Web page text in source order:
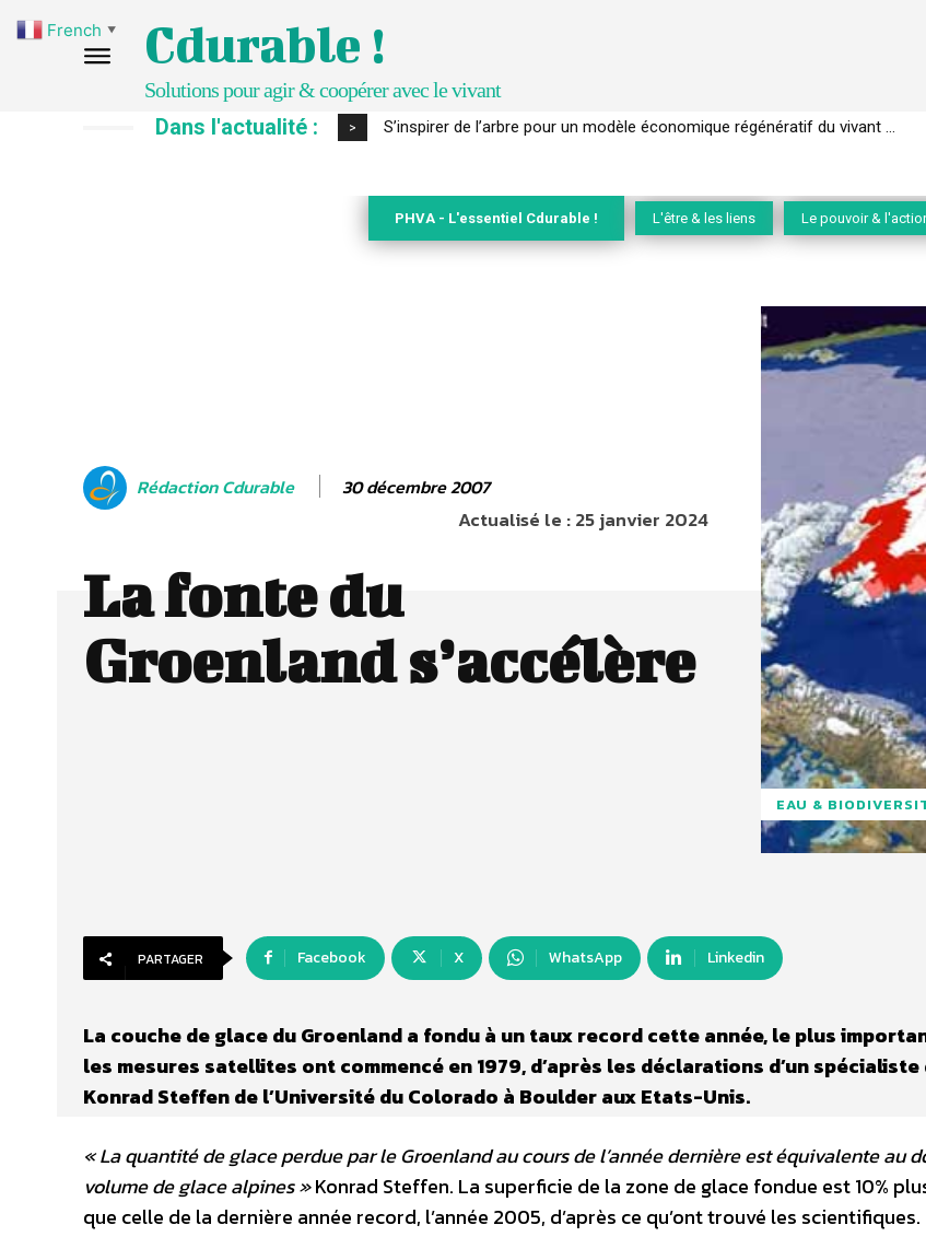
Cdurable !
Solutions pour agir & coopérer avec le vivant
Dans l'actualité : > IPBES : le « GIEC de la biodiversité » appelle les entreprises à devenir des
PHVA - L'essentiel Cdurable ! L'être & les liens Le pouvoir &
Rédaction Cdurable 30 décembre 2007
Actualisé le :25 janvier 2024
La fonte du
Groenland s’accélère
EAU &
PARTAGER Facebook X WhatsApp Linkedin
La couche de glace du Groenland a fondu à un taux record cette année, le plus
les mesures satellites ont commencé en 1979, d’après les déclarations d’un spécialiste
Konrad Steffen de l’Université du Colorado à Boulder aux Etats-Unis.
« La quantité de glace perdue par le Groenland au cours de l’année dernière est équivalente au
volume de glace alpines »Konrad Steffen. La superficie de la zone de glace fondue est 10%
que celle de la dernière année record, l’année 2005, d’après ce qu’ont trouvé les scientifiques.
French ▼